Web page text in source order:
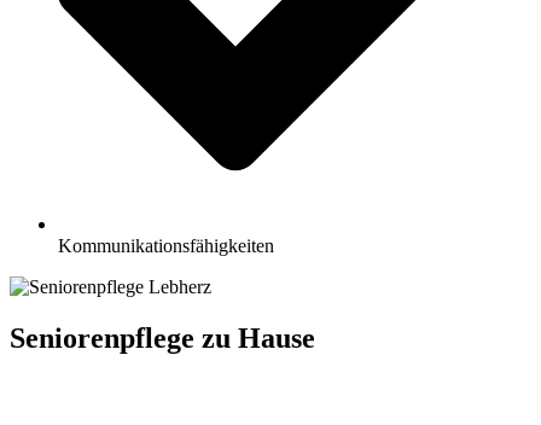
Kommunikationsfähigkeiten
Seniorenpflege zu Hause